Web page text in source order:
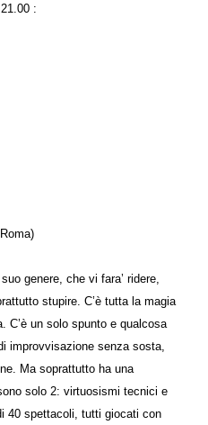
:
genere, che vi fara’ ridere,
stupire. C’è tutta la magia
C’è un solo spunto e qualcosa
improvvisazione senza sosta,
Ma soprattutto ha una
solo 2: virtuosismi tecnici e
40 spettacoli, tutti giocati con